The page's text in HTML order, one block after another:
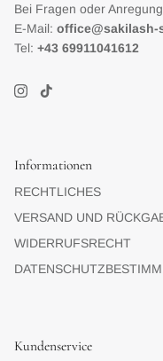
Bei Fragen oder
E-Mail: office@sakilash-
Tel: +43 69911041612
Informationen
RECHTLICHES
VERSAND UND
WIDERRUFSRECHT
Kundenservice